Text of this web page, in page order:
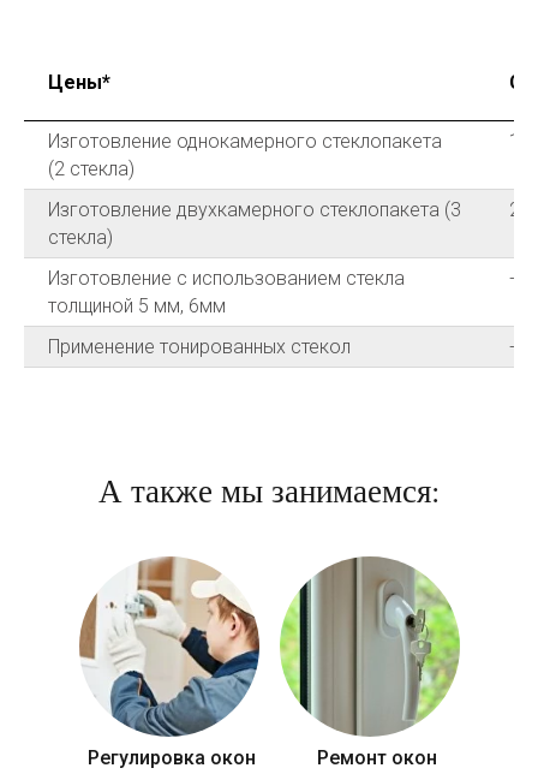
Цены*
Изготовление однокамерного стеклопакета
(2 стекла)
Изготовление двухкамерного стеклопакета (3
стекла)
Изготовление с использованием стекла
толщиной 5 мм, 6мм
Применение тонированных стекол
А также мы занимаемся:
Регулировка окон Ремонт окон